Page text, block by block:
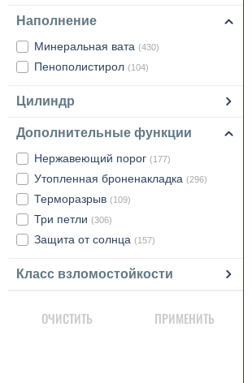
Наполнение
Минеральная вата (430)
Пенополистирол (104)
Цилиндр
Дополнительные функции
Нержавеющий порог (177)
Утопленная броненакладка (296)
Терморазрыв (109)
Три петли (306)
Защита от солнца (157)
Класс взломостойкости
ОЧИСТИТЬ ПРИМЕНИТЬ